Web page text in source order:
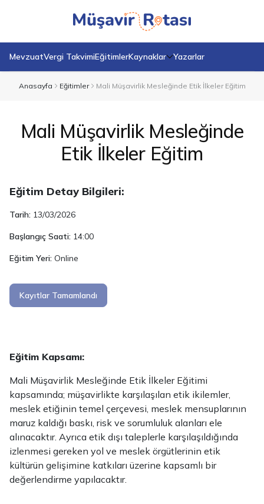
MevzuatVergi TakvimiEğitimlerKaynaklar Yazarlar
Anasayfa Eğitimler Mali Müşavirlik Mesleğinde Etik İlkeler Eğitim
Mali Müşavirlik Mesleğinde
Etik İlkeler Eğitim
Eğitim Detay Bilgileri:
Tarih: 13/03/2026
Başlangıç Saati: 14:00
Eğitim Yeri: Online
Kayıtlar Tamamlandı
Eğitim Kapsamı:
Mali Müşavirlik Mesleğinde Etik İlkeler Eğitimi
kapsamında; müşavirlikte karşılaşılan etik ikilemler,
meslek etiğinin temel çerçevesi, meslek mensuplarının
maruz kaldığı baskı, risk ve sorumluluk alanları ele
alınacaktır. Ayrıca etik dışı taleplerle karşılaşıldığında
izlenmesi gereken yol ve meslek örgütlerinin etik
kültürün gelişimine katkıları üzerine kapsamlı bir
değerlendirme yapılacaktır.